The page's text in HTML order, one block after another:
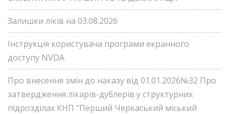
Залишки ліків на 03.08.2026
Інструкція користувача програми екранного
доступу NVDA
Про внесення змін до наказу від 01.01.2026№32 Про
затвердження лікарів-дублерів у структурних
підрозділах КНП “Перший Черкаський міський